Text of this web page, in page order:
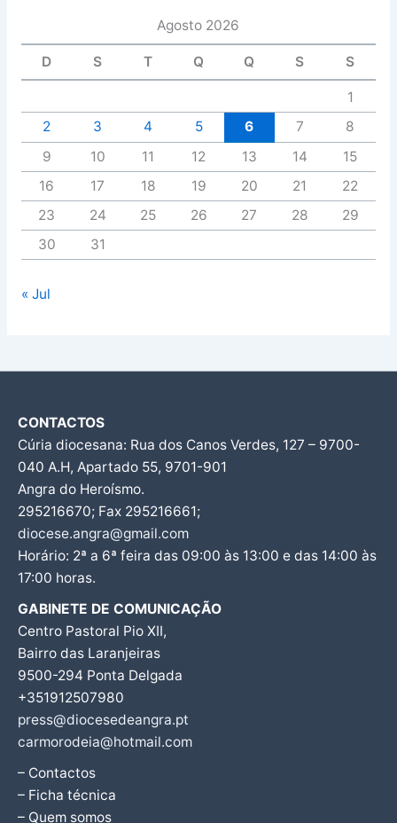
Agosto 2026
D S T Q Q S S
1
2
3 4 5 6 7
8
9
10 11 12 13 14
15
16
17 18 19 20 21
22
23
24 25 26 27 28
29
30
31
« Jul
CONTACTOS
Cúria diocesana: Rua dos Canos Verdes, 127 – 9700-
040 A.H, Apartado 55, 9701-901
Angra do Heroísmo.
295216670; Fax 295216661;
diocese.angra@gmail.com
Horário: 2ª a 6ª feira das 09:00 às 13:00 e das 14:00 às
17:00 horas.
GABINETE DE COMUNICAÇÃO
Centro Pastoral Pio XII,
Bairro das Laranjeiras
9500-294 Ponta Delgada
+351912507980
press@diocesedeangra.pt
carmorodeia@hotmail.com
– Contactos
– Ficha técnica
– Quem somos